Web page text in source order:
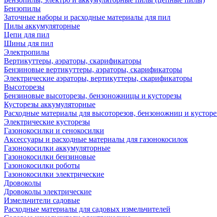
Бензопилы
Заточные наборы и расходные материалы для пил
Пилы аккумуляторные
Цепи для пил
Шины для пил
Электропилы
Вертикуттеры, аэраторы, скарификаторы
Бензиновые вертикуттеры, аэраторы, скарификаторы
Электрические аэраторы, вертикуттеры, скарификаторы
Высоторезы
Бензиновые высоторезы, бензоножницы и кусторезы
Кусторезы аккумуляторные
Расходные материалы для высоторезов, бензоножниц и
Электрические кусторезы
Газонокосилки и сенокосилки
Аксессуары и расходные материалы для газонокосилок
Газонокосилки аккумуляторные
Газонокосилки бензиновые
Газонокосилки роботы
Газонокосилки электрические
Дровоколы
Дровоколы электрические
Измельчители садовые
Расходные материалы для садовых измельчителей